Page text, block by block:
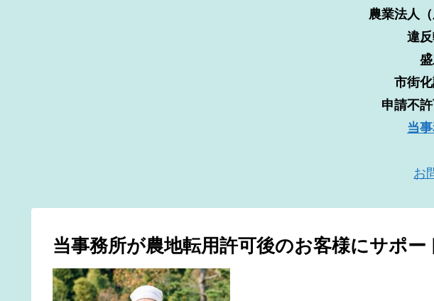
農業法人
違
市街
申請不
当
お
当事務所が農地転用許可後のお客様にサポー